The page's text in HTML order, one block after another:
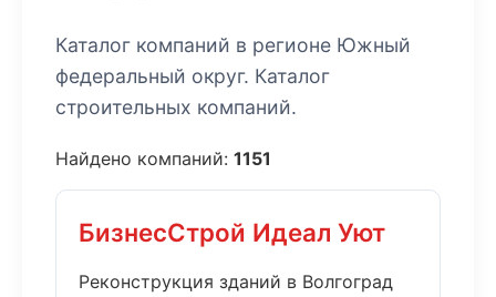
Каталог компаний в регионе Южный
федеральный округ. Каталог
строительных компаний.
Найдено компаний: 1151
БизнесСтрой Идеал Уют
Реконструкция зданий в Волгоград